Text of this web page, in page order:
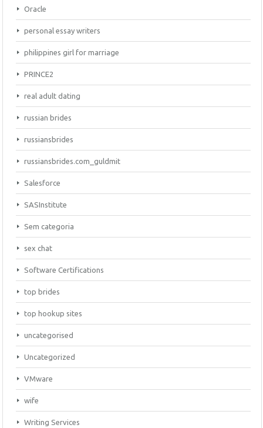
Oracle
personal essay writers
philippines girl for marriage
PRINCE2
real adult dating
russian brides
russiansbrides
russiansbrides.com_guldmit
Salesforce
SASInstitute
Sem categoria
sex chat
Software Certifications
top brides
top hookup sites
uncategorised
Uncategorized
VMware
wife
Writing Services